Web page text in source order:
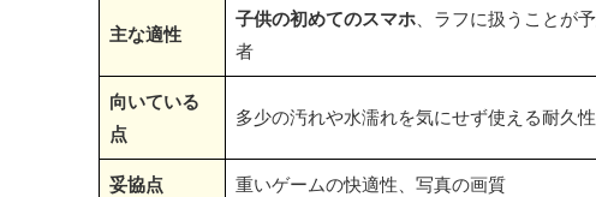
主な適性
子供の初めてのスマホ、ラフに扱うことが
者
向いている
点
多少の汚れや水濡れを気にせず使える耐久
妥協点 重いゲームの快適性、写真の画質